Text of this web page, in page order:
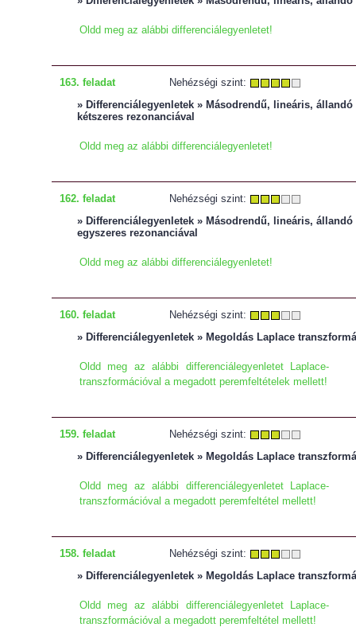
Oldd meg az alábbi differenciálegyenletet!
163. feladat
Nehézségi szint:
» Differenciálegyenletek » Másodrendű, lineáris,
kétszeres rezonanciával
Oldd meg az alábbi differenciálegyenletet!
162. feladat
Nehézségi szint:
» Differenciálegyenletek » Másodrendű, lineáris,
egyszeres rezonanciával
Oldd meg az alábbi differenciálegyenletet!
160. feladat
Nehézségi szint:
» Differenciálegyenletek » Megoldás Laplace
Oldd meg az alábbi differenciálegyenletet Laplace-
transzformációval a megadott peremfeltételek mellett!
159. feladat
Nehézségi szint:
» Differenciálegyenletek » Megoldás Laplace
Oldd meg az alábbi differenciálegyenletet Laplace-
transzformációval a megadott peremfeltétel mellett!
158. feladat
Nehézségi szint:
» Differenciálegyenletek » Megoldás Laplace
Oldd meg az alábbi differenciálegyenletet Laplace-
transzformációval a megadott peremfeltétel mellett!